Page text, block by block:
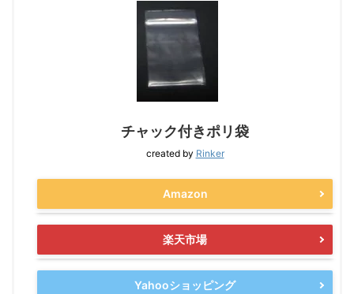
チャック付きポリ袋
created by Rinker
Amazon
楽天市場
Yahooショッピング